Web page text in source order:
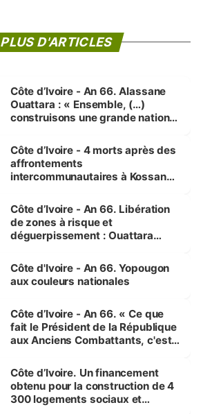
PLUS D'ARTICLES
Côte d’Ivoire - An 66. Alassane
Ouattara : « Ensemble, (…)
construisons une grande nation
générations futures »
Côte d’Ivoire - 4 morts après des
affrontements
intercommunautaires à Kossandji
milieu des sinistrés
Côte d’Ivoire - An 66. Libération
de zones à risque et
déguerpissement : Ouattara
l'Etat de droit pour préserver les
vies humaines »
Côte d'Ivoire - An 66. Yopougon
aux couleurs nationales
Côte d’Ivoire - An 66. « Ce que
fait le Président de la République
aux Anciens Combattants, c'est
Côte d’Ivoire. Un financement
obtenu pour la construction de 4
300 logements sociaux et